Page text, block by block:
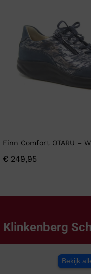
Finn Comfort OTARU –
€ 249,95
Klinkenberg
Bekijk